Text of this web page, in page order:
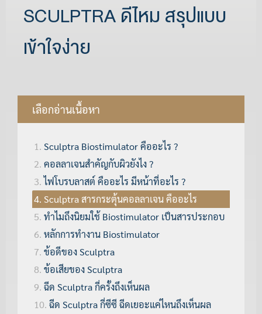
SCULPTRA ดีไหม สรุปแบบ
เข้าใจง่าย
เลือกอ่านเนื้อหา
Sculptra Biostimulator คืออะไร ?
คอลลาเจนสำคัญกับผิวยังไง ?
ไฟโบรบลาสต์ คืออะไร มีหน้าที่อะไร ?
Sculptra สารกระตุ้นคอลลาเจน คืออะไร
ทำไมถึงนิยมใช้ Biostimulator เป็นสารประกอบ
หลักการทำงาน Biostimulator
ข้อดีของ Sculptra
ข้อเสียของ Sculptra
ฉีด Sculptra กี่ครั้งถึงเห็นผล
ฉีด Sculptra กี่ซีซี ฉีดเยอะแค่ไหนถึงเห็นผล